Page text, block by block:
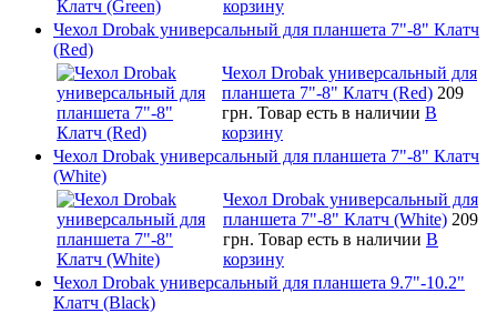
корзину
Чехол Drobak универсальный для планшета 7"-8" Клатч
(Red)
Чехол Drobak универсальный для
планшета 7"-8" Клатч (Red) 209
грн. Товар есть в наличии В
корзину
Чехол Drobak универсальный для планшета 7"-8" Клатч
(White)
Чехол Drobak универсальный для
планшета 7"-8" Клатч (White) 209
грн. Товар есть в наличии В
корзину
Чехол Drobak универсальный для планшета 9.7"-10.2"
Клатч (Black)